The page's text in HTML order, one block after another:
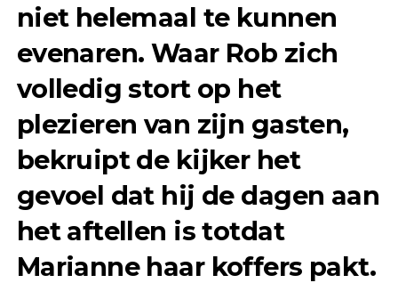
niet helemaal te kunnen
evenaren. Waar Rob zich
volledig stort op het
plezieren van zijn gasten,
bekruipt de kijker het
gevoel dat hij de dagen aan
het aftellen is totdat
Marianne haar koffers pakt.